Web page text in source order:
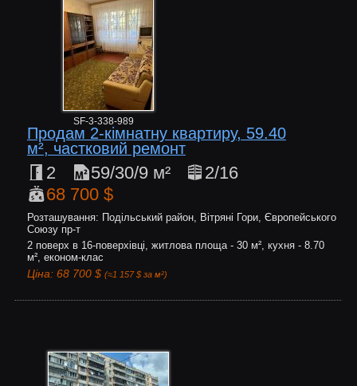
SF-3-338-989
Продам 2-кімнатну квартиру, 59.40
м², частковий ремонт
2 59/30/9 м²
2/16
68 700 $
Розташування: Подільський район, Вітряні Гори, Європейського
Союзу пр-т
2 поверх в 16-поверхівці, житлова площа - 30 м², кухня - 8.70
м², економ-клас
Ціна: 68 700 $ (≈1 157 $ за м²)